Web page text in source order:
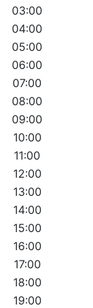
03:00
04:00
05:00
06:00
07:00
08:00
09:00
10:00
11:00
12:00
13:00
14:00
15:00
16:00
17:00
18:00
19:00